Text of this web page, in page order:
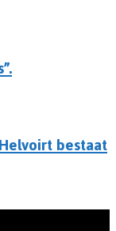
bestaat